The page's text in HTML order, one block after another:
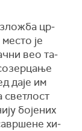
цр­
је
вео та­
да­је им
све­тлост
бо­је­них
хи­